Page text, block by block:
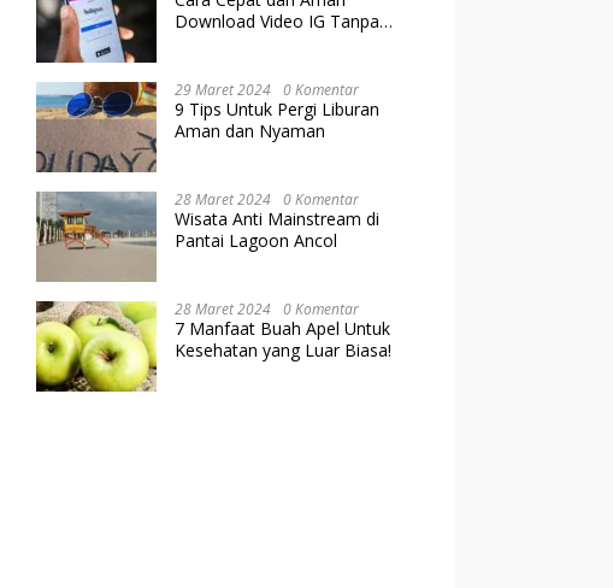
Download Video IG Tanpa
29 Maret 2024 0 Komentar
9 Tips Untuk Pergi Liburan
Aman dan Nyaman
28 Maret 2024 0 Komentar
Wisata Anti Mainstream di
Pantai Lagoon Ancol
28 Maret 2024 0 Komentar
7 Manfaat Buah Apel Untuk
Kesehatan yang Luar Biasa!